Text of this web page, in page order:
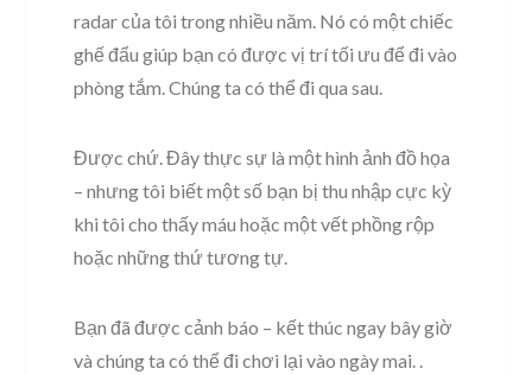
radar của tôi trong nhiều năm. Nó có một chiếc
ghế đẩu giúp bạn có được vị trí tối ưu để đi vào
phòng tắm. Chúng ta có thể đi qua sau.
Được chứ. Đây thực sự là một hình ảnh đồ họa
– nhưng tôi biết một số bạn bị thu nhập cực kỳ
khi tôi cho thấy máu hoặc một vết phồng rộp
hoặc những thứ tương tự.
Bạn đã được cảnh báo – kết thúc ngay bây giờ
và chúng ta có thể đi chơi lại vào ngày mai. .